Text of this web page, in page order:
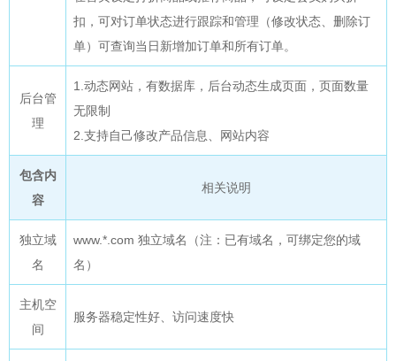
扣，可对订单状态进行跟踪和管理（修改状态、删除订
单）可查询当日新增加订单和所有订单。
后台管
理
1.动态网站，有数据库，后台动态生成页面，页面数量
无限制
2.支持自己修改产品信息、网站内容
包含内
容
相关说明
独立域
名
www.*.com 独立域名（注：已有域名，可绑定您的域
名）
主机空
间
服务器稳定性好、访问速度快